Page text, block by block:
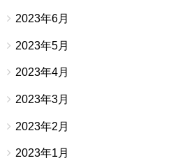
2023年6月
2023年5月
2023年4月
2023年3月
2023年2月
2023年1月